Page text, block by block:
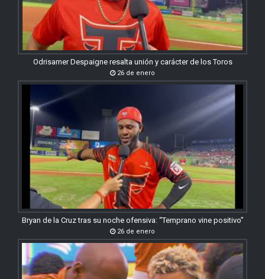
Odrisamer Despaigne resalta unión y carácter de los Toros
26 de enero
Bryan de la Cruz tras su noche ofensiva: “Temprano vine positivo”
26 de enero